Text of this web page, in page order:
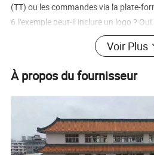
(TT) ou les commandes via la plate-
6.l'exemple peut-il inclure un logo ?
logo, veuillez nous faire connaître la
exemple, sérigraphie, broderie,
tissu et quelle couleur l'échantillon
notre mieux pour trouver le tissu et la
Si aucune correspondance exacte
processus de contrôle de la qualité ?
inspection minutieuse avant
Voir Plus
À propos du fournisseur